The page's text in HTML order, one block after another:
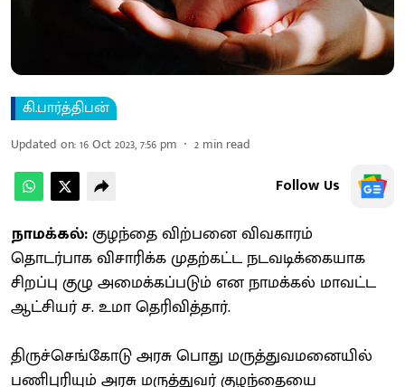
கி.பார்த்திபன்
Updated on:16 Oct 2023, 7:56 pm 2 min read
Follow Us
நாமக்கல்:குழந்தை விற்பனை விவகாரம்
தொடர்பாக விசாரிக்க முதற்கட்ட நடவடிக்கையாக
சிறப்பு குழு அமைக்கப்படும் என நாமக்கல் மாவட்ட
ஆட்சியர் ச. உமா தெரிவித்தார்.
திருச்செங்கோடு அரசு பொது மருத்துவமனையில்
பணிபுரியும் அரசு மருத்துவர் குழந்தையை